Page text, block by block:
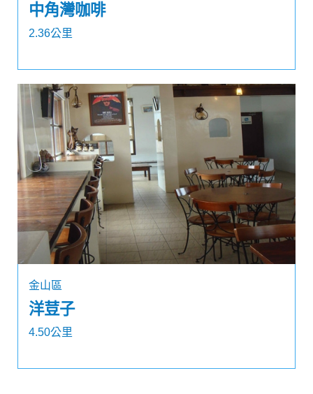
中角灣咖啡
2.36公里
金山區
洋荳子
4.50公里